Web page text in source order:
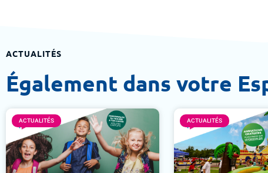
ACTUALITÉS
Également dans votre
ACTUALITÉS ACTUALITÉS